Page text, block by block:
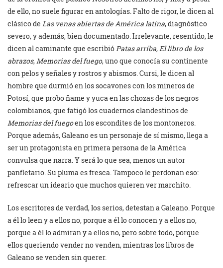
de ello, no suele figurar en antologías. Falto de rigor, le dicen al
clásico de Las venas abiertas de América latina, diagnóstico
severo, y además, bien documentado. Irrelevante, resentido, le
dicen al caminante que escribióPatas arriba,El libro de los
abrazos,Memorias del fuego, uno que conocía su continente
con pelos y señales y rostros y abismos. Cursi, le dicen al
hombre que durmió en los socavones con los mineros de
Potosí, que probo ñame y yuca en las chozas de los negros
colombianos, que fatigó los cuadernos clandestinos de
Memorias del fuegoen los escondites de los montoneros.
Porque además, Galeano es un personaje de sí mismo, llega a
ser un protagonista en primera persona de la América
convulsa que narra. Y será lo que sea, menos un autor
panfletario. Su pluma es fresca. Tampoco le perdonan eso:
refrescar un ideario que muchos quieren ver marchito.
Los escritores de verdad, los serios, detestan a Galeano. Porque
a él lo leen y a ellos no, porque a él lo conocen y a ellos no,
porque a él lo admiran y a ellos no, pero sobre todo, porque
ellos queriendo vender no venden, mientras los libros de
Galeano se venden sin querer.